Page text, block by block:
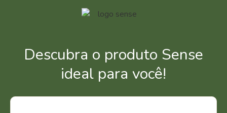
Descubra o produto Sense
ideal para você!